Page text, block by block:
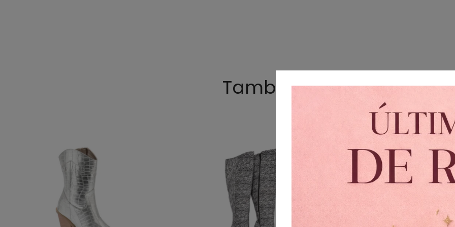
También te podría